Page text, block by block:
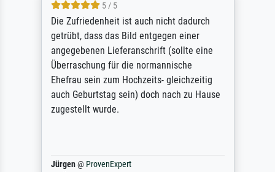
5 / 5
Die Zufriedenheit ist auch nicht dadurch
getrübt, dass das Bild entgegen einer
angegebenen Lieferanschrift (sollte eine
Überraschung für die normannische
Ehefrau sein zum Hochzeits- gleichzeitig
auch Geburtstag sein) doch nach zu Hause
zugestellt wurde.
Jürgen@ ProvenExpert